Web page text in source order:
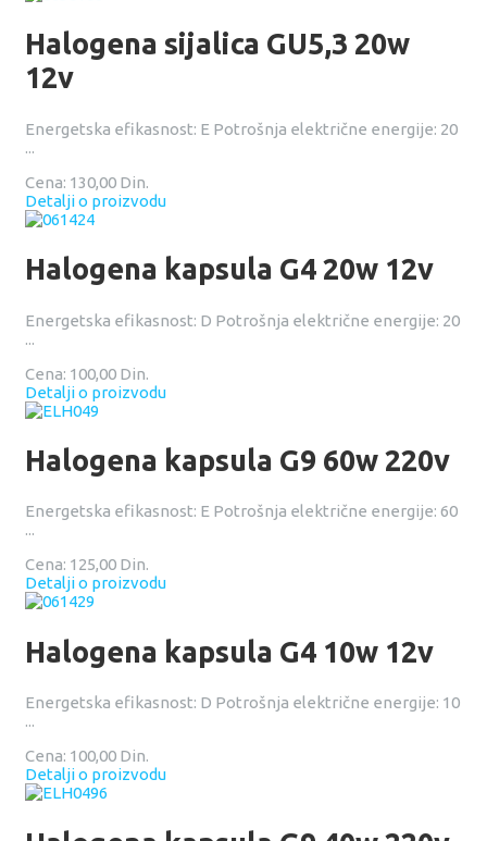
Halogena sijalica GU5,3 20w
12v
Energetska efikasnost: E Potrošnja električne energije: 20
...
Cena: 130,00 Din.
Detalji o proizvodu
Halogena kapsula G4 20w 12v
Energetska efikasnost: D Potrošnja električne energije: 20
...
Cena: 100,00 Din.
Detalji o proizvodu
Halogena kapsula G9 60w 220v
Energetska efikasnost: E Potrošnja električne energije: 60
...
Cena: 125,00 Din.
Detalji o proizvodu
Halogena kapsula G4 10w 12v
Energetska efikasnost: D Potrošnja električne energije: 10
...
Cena: 100,00 Din.
Detalji o proizvodu